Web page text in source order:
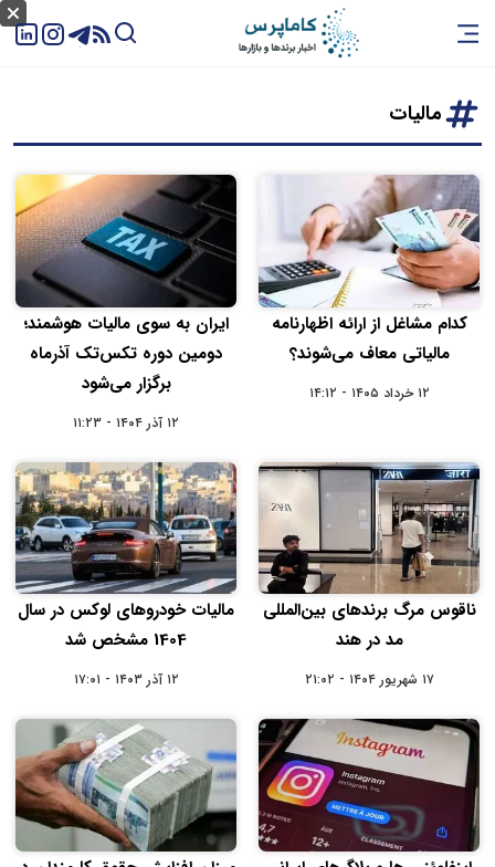
مالیات
کدام مشاغل از ارائه اظهارنامه
مالیاتی معاف می‌شوند؟
۱۲ خرداد ۱۴۰۵ - ۱۴:۱۲
ایران به سوی مالیات هوشمند؛
دومین دوره تکس‌تک آذرماه
برگزار می‌شود
۱۲ آذر ۱۴۰۴ - ۱۱:۲۳
ناقوس مرگ برندهای بین‌المللی
مد در هند
۱۷ شهریور ۱۴۰۴ - ۲۱:۰۲
مالیات خودروهای لوکس در سال
1404 مشخص شد
۱۲ آذر ۱۴۰۳ - ۱۷:۰۱